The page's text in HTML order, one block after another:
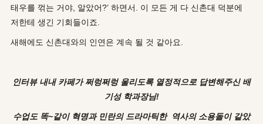
태우를 꺾는 거야, 알았어?’ 하면서. 이 모든 게 다 신촌대 덕분에
저한테 생긴 기회들이죠.
새해에도 신촌대와의 인연은 계속 될 것 같아요.
인터뷰 내내 카페가 쩌렁쩌렁 울리도록 열정적으로 답변해주신 배
기성 학과장님!
수업도 똑~같이 혁명과 민란의 드라마틱한 역사의 소용돌이 같았